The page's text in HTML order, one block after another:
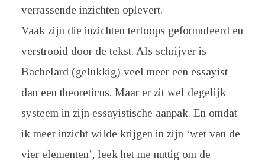
verrassende inzichten oplevert.
Vaak zijn die inzichten terloops geformuleerd en
verstrooid door de tekst. Als schrijver is
Bachelard (gelukkig) veel meer een essayist
dan een theoreticus. Maar er zit wel degelijk
systeem in zijn essayistische aanpak. En omdat
ik meer inzicht wilde krijgen in zijn ‘wet van de
vier elementen’, leek het me nuttig om de